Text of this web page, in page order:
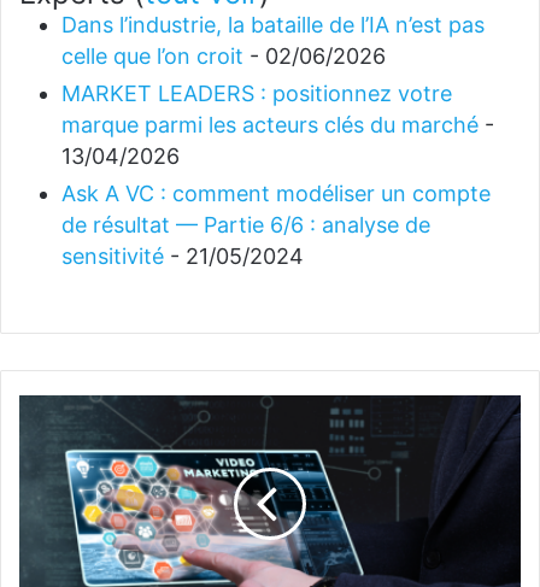
Dans l’industrie, la bataille de l’IA n’est pas
celle que l’on croit - 02/06/2026
MARKET LEADERS : positionnez votre
marque parmi les acteurs clés du marché -
13/04/2026
Ask A VC : comment modéliser un compte
de résultat — Partie 6/6 : analyse de
sensitivité - 21/05/2024